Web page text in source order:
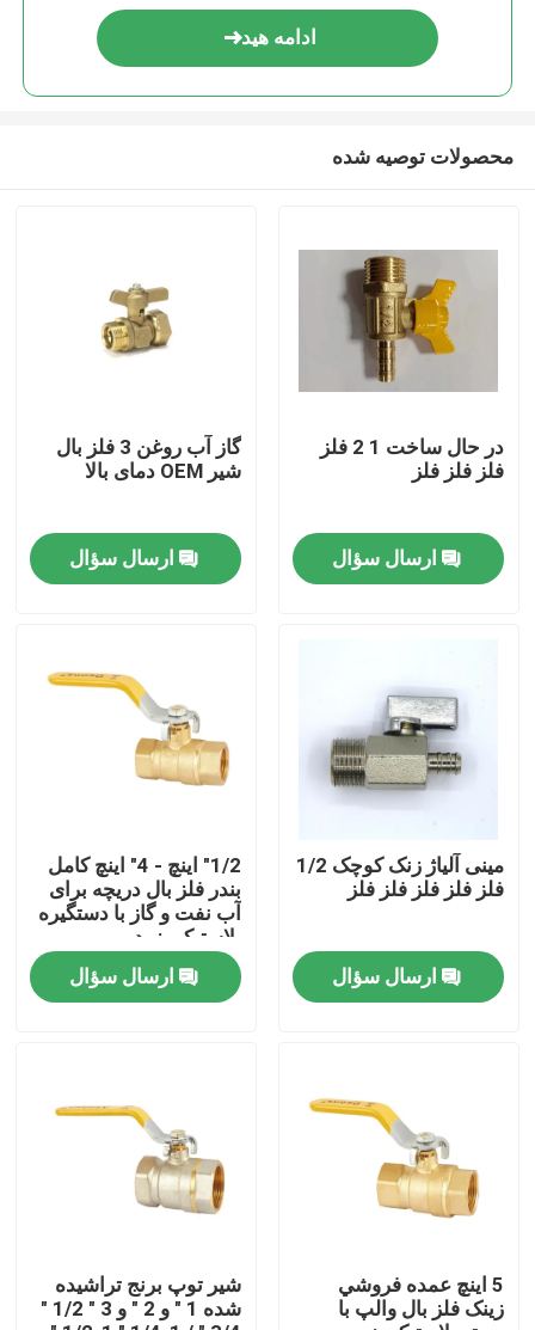
محصولات
درباره ما
تور کارخانه
دریچه بیبکوک برنجی
شیر توپی برنجی
ادامه هید
محصولات توصیه شده
در حال ساخت 1 2 فلز
فلز فلز فلز
ارسال سؤال
گاز آب روغن 3 فلز بال
شیر OEM دمای بالا
ارسال سؤال
مینی آلیاژ زنک کوچک 1/2
فلز فلز فلز فلز فلز
ارسال سؤال
1/2" اینچ - 4" اینچ کامل
بندر فلز بال دریچه برای
آب نفت و گاز با دستگیره
پلاستیکی زرد
ارسال سؤال
5 اينچ عمده فروشي
زينک فلز بال والپ با
شیر توپ برنج تراشیده
شده 1 " و 2 " و 3 " 1/2 "